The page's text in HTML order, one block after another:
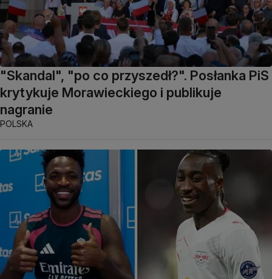
"Skandal", "po co przyszedł?". Posłanka PiS
krytykuje Morawieckiego i publikuje
nagranie
POLSKA